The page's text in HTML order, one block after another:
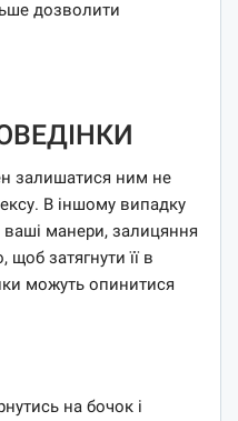
дозволити
залишатися ним не
В іншому випадку
манери, залицяння
щоб затягнути її в
можуть опинитися
на бочок і